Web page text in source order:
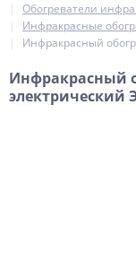
Обогреватели
Инфракрасные
Инфракрасный
Инфракрасный
электрический